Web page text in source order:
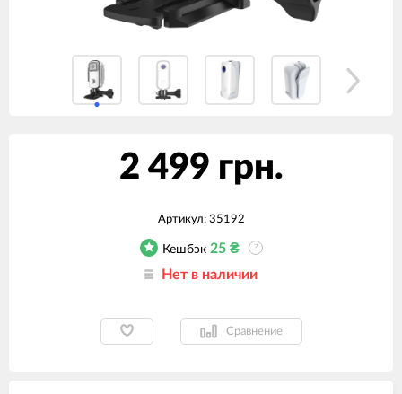
2 499 грн.
Артикул: 35192
Кешбэк 25₴ ?
Нет в наличии
Сравнение